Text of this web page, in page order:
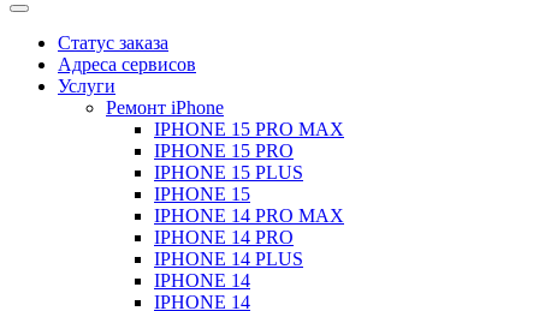
Статус заказа
Адреса сервисов
Услуги
Ремонт iPhone
IPHONE 15 PRO MAX
IPHONE 15 PRO
IPHONE 15 PLUS
IPHONE 15
IPHONE 14 PRO MAX
IPHONE 14 PRO
IPHONE 14 PLUS
IPHONE 14
IPHONE 14